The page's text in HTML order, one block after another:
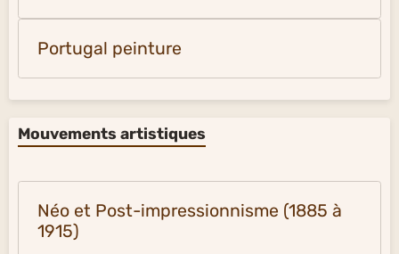
Portugal peinture
Mouvements artistiques
Néo et Post-impressionnisme (1885 à
1915)